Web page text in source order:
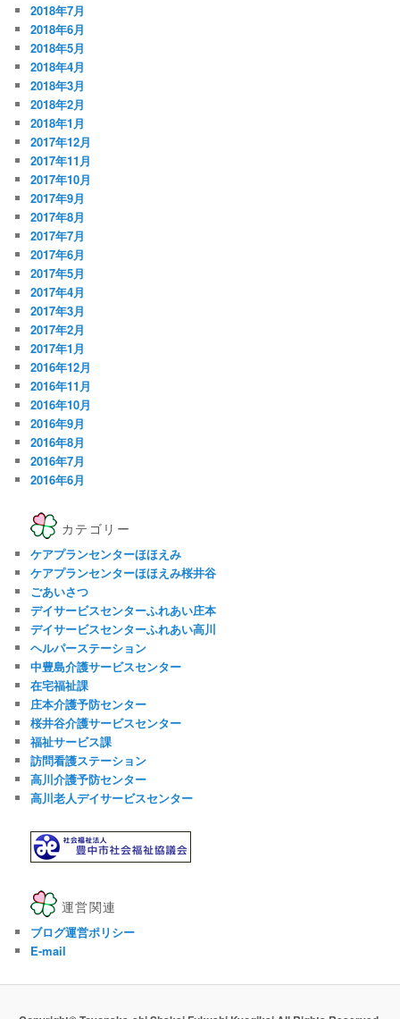
2018年7月
2018年6月
2018年5月
2018年4月
2018年3月
2018年2月
2018年1月
2017年12月
2017年11月
2017年10月
2017年9月
2017年8月
2017年7月
2017年6月
2017年5月
2017年4月
2017年3月
2017年2月
2017年1月
2016年12月
2016年11月
2016年10月
2016年9月
2016年8月
2016年7月
2016年6月
カテゴリー
ケアプランセンターほほえみ
ケアプランセンターほほえみ桜井谷
ごあいさつ
デイサービスセンターふれあい庄本
デイサービスセンターふれあい高川
ヘルパーステーション
中豊島介護サービスセンター
在宅福祉課
庄本介護予防センター
桜井谷介護サービスセンター
福祉サービス課
訪問看護ステーション
高川介護予防センター
高川老人デイサービスセンター
運営関連
ブログ運営ポリシー
E-mail